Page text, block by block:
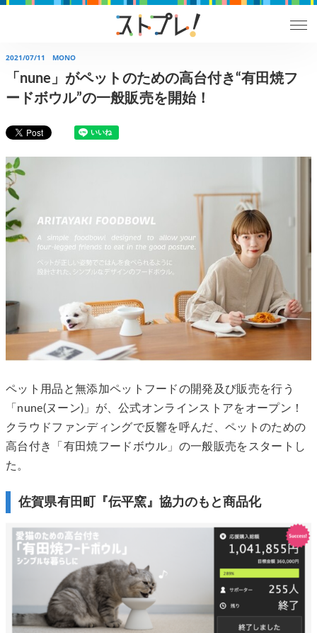
2021/07/11 MONO
「nune」がペットのための高台付き“有田焼フ
ードボウル”の一般販売を開始！
ペット用品と無添加ペットフードの開発及び販売を行う
「nune(ヌーン)」が、公式オンラインストアをオープン！
クラウドファンディングで反響を呼んだ、ペットのための
高台付き「有田焼フードボウル」の一般販売をスタートし
た。
佐賀県有田町『伝平窯』協力のもと商品化